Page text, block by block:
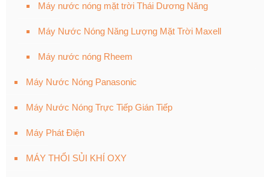
Máy nước nóng mặt trời Thái Dương Năng
Máy Nước Nóng Năng Lượng Mặt Trời Maxell
Máy nước nóng Rheem
Máy Nước Nóng Panasonic
Máy Nước Nóng Trực Tiếp Gián Tiếp
Máy Phát Điện
MÁY THỔI SỦI KHÍ OXY